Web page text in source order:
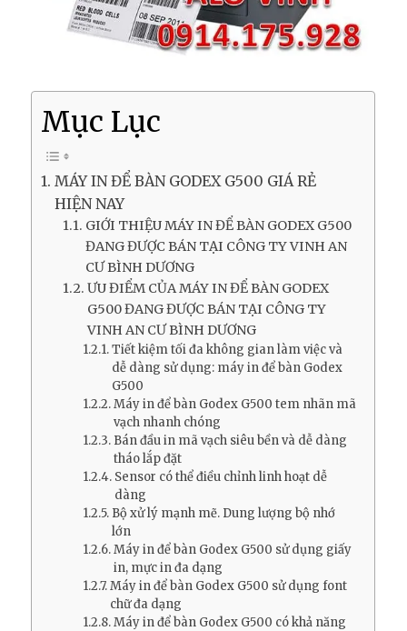
Mục Lục
MÁY IN ĐỂ BÀN GODEX G500 GIÁ RẺ
HIỆN NAY
GIỚI THIỆU MÁY IN ĐỂ BÀN GODEX G500
ĐANG ĐƯỢC BÁN TẠI CÔNG TY VINH AN
CƯ BÌNH DƯƠNG
ƯU ĐIỂM CỦA MÁY IN ĐỂ BÀN GODEX
G500 ĐANG ĐƯỢC BÁN TẠI CÔNG TY
VINH AN CƯ BÌNH DƯƠNG
Tiết kiệm tối đa không gian làm việc và
dễ dàng sử dụng: máy in để bàn Godex
G500
Máy in để bàn Godex G500 tem nhãn mã
vạch nhanh chóng
Bán đầu in mã vạch siêu bền và dễ dàng
tháo lắp đặt
Sensor có thể điều chỉnh linh hoạt dễ
dàng
Bộ xử lý mạnh mẽ. Dung lượng bộ nhớ
lớn
Máy in để bàn Godex G500 sử dụng giấy
in, mực in đa dạng
Máy in để bàn Godex G500 sử dụng font
chữ đa dạng
Máy in để bàn Godex G500 có khả năng